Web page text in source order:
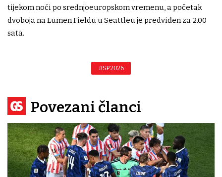
tijekom noći po srednjoeuropskom vremenu, a početak
dvoboja na Lumen Fieldu u Seattleu je predviđen za 2.00
sata.
#SP 2026
Povezani članci